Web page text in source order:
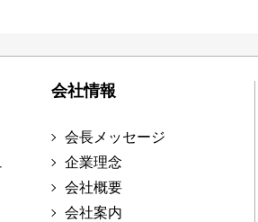
会社情報
会長メッセージ
企業理念
会社概要
会社案内